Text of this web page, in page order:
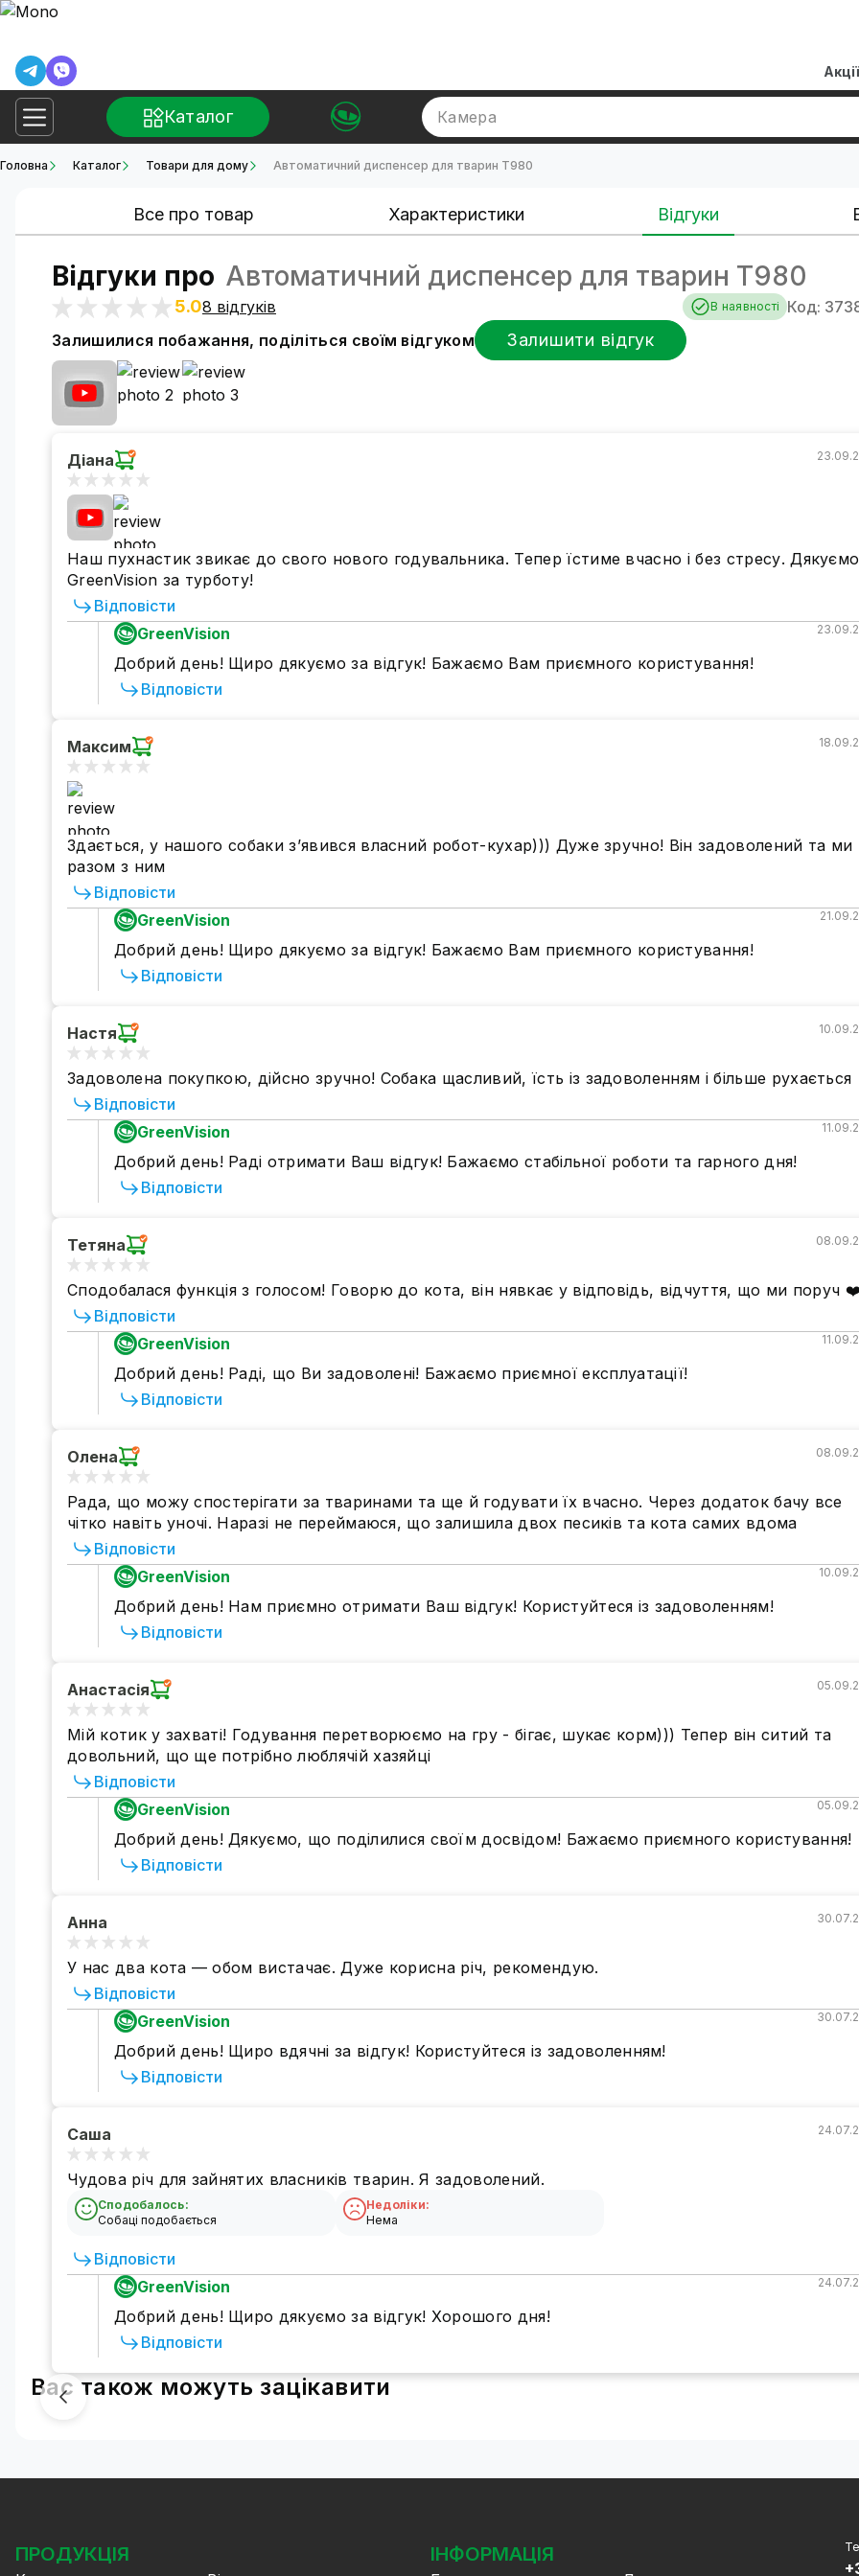
Акції
Каталог Камера
Головна Каталог Товари для дому Автоматичний диспенсер для тварин T980
Все про товар Характеристики Відгуки
Відгуки про Автоматичний диспенсер для тварин T980
5.08 відгуків В наявності
Код:
Залишилися побажання, поділіться своїм відгуком
Залишити відгук
Діана
Наш пухнастик звикає до свого нового годувальника. Тепер їстиме вчасно і без стресу. Дякуємо
GreenVision за турботу!
Відповісти
GreenVision
Добрий день! Щиро дякуємо за відгук! Бажаємо Вам приємного користування!
Відповісти
Максим
Здається, у нашого собаки з’явився власний робот-кухар))) Дуже зручно! Він задоволений та ми
разом з ним
Відповісти
GreenVision
Добрий день! Щиро дякуємо за відгук! Бажаємо Вам приємного користування!
Відповісти
Настя
Задоволена покупкою, дійсно зручно! Собака щасливий, їсть із задоволенням і більше рухається
Відповісти
GreenVision
Добрий день! Раді отримати Ваш відгук! Бажаємо стабільної роботи та гарного дня!
Відповісти
Тетяна
Сподобалася функція з голосом! Говорю до кота, він нявкає у відповідь, відчуття, що ми поруч ❤️
Відповісти
GreenVision
Добрий день! Раді, що Ви задоволені! Бажаємо приємної експлуатації!
Відповісти
Олена
Рада, що можу спостерігати за тваринами та ще й годувати їх вчасно. Через додаток бачу все
чітко навіть уночі. Наразі не переймаюся, що залишила двох песиків та кота самих вдома
Відповісти
GreenVision
Добрий день! Нам приємно отримати Ваш відгук! Користуйтеся із задоволенням!
Відповісти
Анастасія
Мій котик у захваті! Годування перетворюємо на гру - бігає, шукає корм))) Тепер він ситий та
довольний, що ще потрібно люблячій хазяйці
Відповісти
GreenVision
Добрий день! Дякуємо, що поділилися своїм досвідом! Бажаємо приємного користування!
Відповісти
Анна
У нас два кота — обом вистачає. Дуже корисна річ, рекомендую.
Відповісти
GreenVision
Добрий день! Щиро вдячні за відгук! Користуйтеся із задоволенням!
Відповісти
Саша
Чудова річ для зайнятих власників тварин. Я задоволений.
Сподобалось:
Собаці подобається
Недоліки:
Нема
Відповісти
GreenVision
Добрий день! Щиро дякуємо за відгук! Хорошого дня!
Відповісти
Вас також можуть зацікавити
ПРОДУКЦІЯ ІНФОРМАЦІЯ